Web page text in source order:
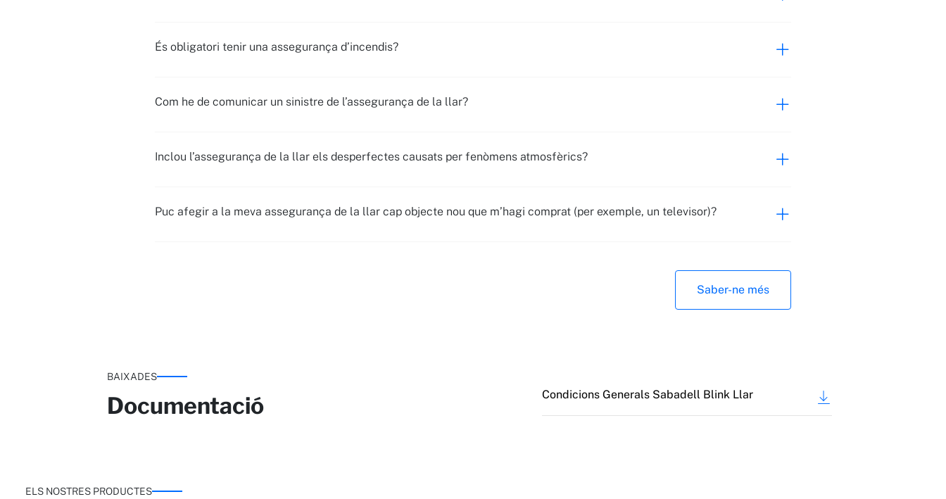
És obligatori tenir una assegurança d’incendis?
Com he de comunicar un sinistre de l’assegurança de la llar?
Inclou l’assegurança de la llar els desperfectes causats per fenòmens atmosfèrics?
Puc afegir a la meva assegurança de la llar cap objecte nou que m’hagi comprat (per exemple, un televisor)?
Saber-ne més
BAIXADES
Documentació Condicions Generals Sabadell Blink Llar
ELS NOSTRES PRODUCTES